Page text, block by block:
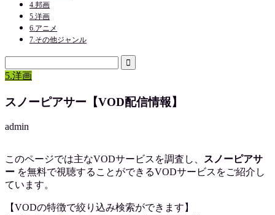
4.邦画
5.洋画
6.アニメ
7.その他ジャンル
5.洋画
スノーピアサー【VOD配信情報】
admin
このページでは主なVODサービスを調査し、 スノーピアサ
ー を無料で視聴することができるVODサービスをご紹介し
ています。
【VODの特徴で絞り込み検索ができます】